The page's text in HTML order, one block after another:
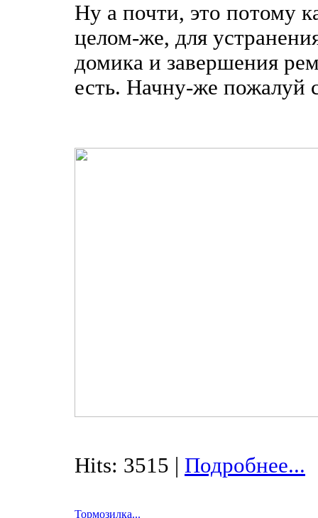
Ну а почти, это потому
целом-же, для
домика и завершения
есть. Начну-же пожалуй
Hits: 3515 | Подробнее...
Тормозилка...